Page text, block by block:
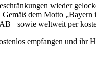
wieder
dem Motto „Bayern
sowie weltweit per
empfangen und ihr